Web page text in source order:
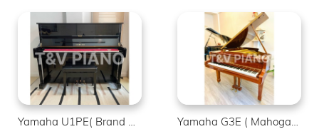
Yamaha U1PE( Brand New ) Yamaha G3E ( Mahogany )